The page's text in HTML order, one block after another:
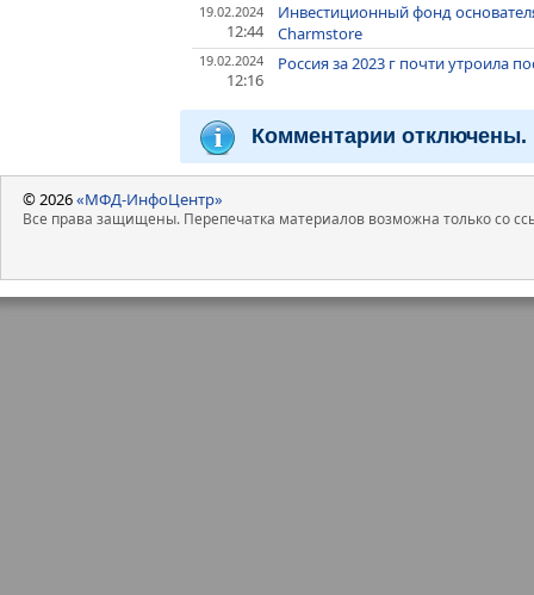
19.02.2024
12:44
Инвестиционный фонд
Charmstore
19.02.2024
12:16
Россия за 2023 г почти утроила
Комментарии отключены.
© 2026«МФД-ИнфоЦентр»
Все права защищены. Перепечатка материалов возможна только со